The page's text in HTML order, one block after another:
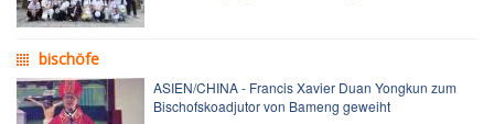
bischöfe
ASIEN/CHINA - Francis Xavier Duan Yongkun zum
Bischofskoadjutor von Bameng geweiht